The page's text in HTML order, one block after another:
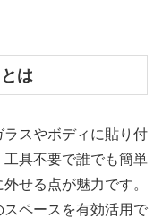
は
スやボディに貼り付
具不要で誰でも簡単
せる点が魅力です。
ペースを有効活用で